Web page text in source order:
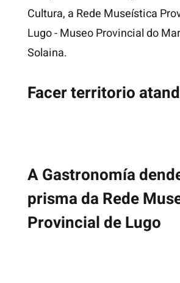
Facer territorio
A Gastronomía
prisma da Rede
Provincial de Lugo